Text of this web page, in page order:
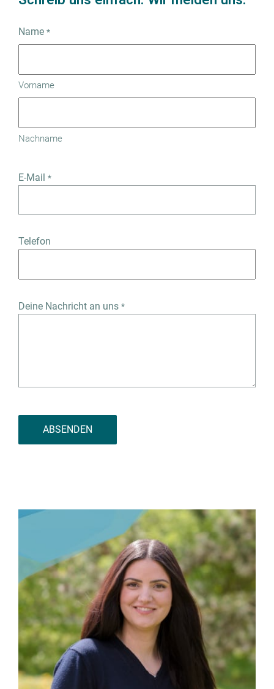
Name *
Vorname
Nachname
E-Mail *
Telefon
Deine Nachricht an uns *